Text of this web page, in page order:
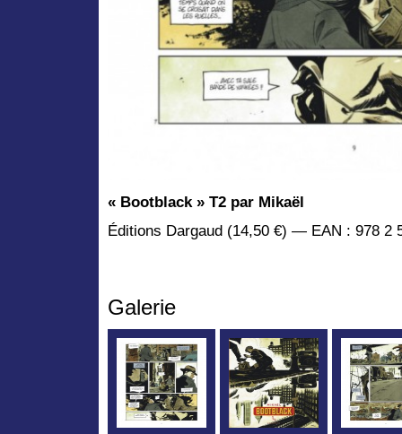
« Bootblack » T2 par Mikaël
Éditions Dargaud (14,50 €) — EAN : 978 2
Galerie